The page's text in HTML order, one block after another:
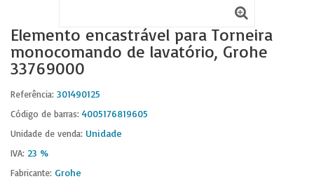
Elemento encastrável para Torneira
monocomando de lavatório, Grohe
33769000
Referência: 301490125
Código de barras: 4005176819605
Unidade de venda: Unidade
IVA: 23 %
Fabricante: Grohe